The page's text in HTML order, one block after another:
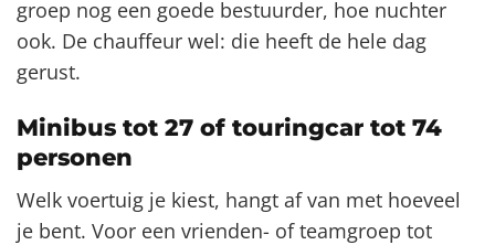
groep nog een goede bestuurder, hoe nuchter
ook. De chauffeur wel: die heeft de hele dag
gerust.
Minibus tot 27 of touringcar tot 74
personen
Welk voertuig je kiest, hangt af van met hoeveel
je bent. Voor een vrienden- of teamgroep tot